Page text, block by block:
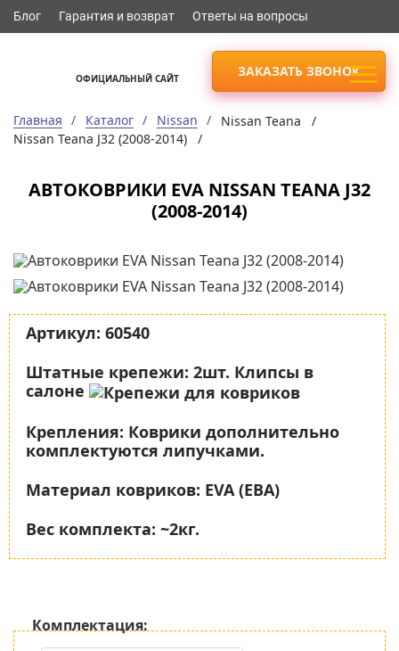
Блог Гарантия и возврат Ответы на вопросы
ОФИЦИАЛЬНЫЙ САЙТ ЗАКАЗАТЬ ЗВОНОК
Главная Каталог Nissan
Nissan Teana /
Nissan Teana J32 (2008-2014) /
АВТОКОВРИКИ EVA NISSAN TEANA J32
(2008-2014)
Артикул: 60540
Штатные крепежи: 2шт. Клипсы в
салоне
Крепления: Коврики дополнительно
комплектуются липучками.
Материал ковриков: EVA (ЕВА)
Вес комплекта: ~2кг.
Комплектация: